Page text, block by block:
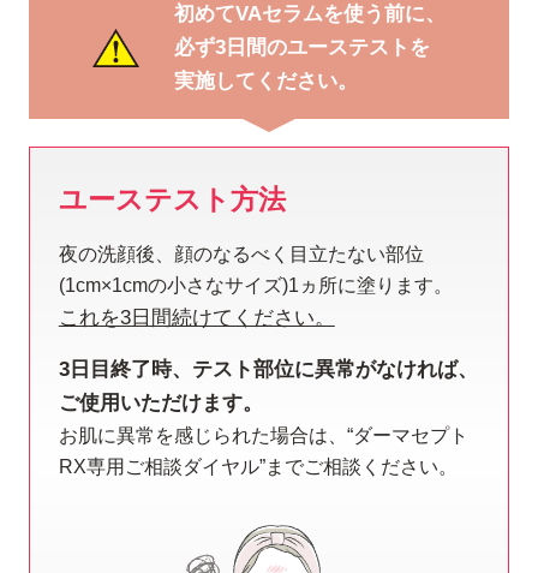
に確認が必要です。
ご使用者様の状態チェック
質問1 妊娠中、授乳中、妊娠の可能性がありますか？
いいえ
はい【妊娠中・授乳中はお控えください。】
したことはありますか？
初めてVAセラムを使う前に、
必ず3日間のユーステストを
実施してください。
ユーステスト方法
夜の洗顔後、顔のなるべく目立たない部位
(1cm×1cmの小さなサイズ)1ヵ所に塗ります。
これを3日間続けてください。
3日目終了時、テスト部位に異常がなければ、
ご使用いただけます。
お肌に異常を感じられた場合は、“ダーマセプト
RX専用ご相談ダイヤル”までご相談ください。